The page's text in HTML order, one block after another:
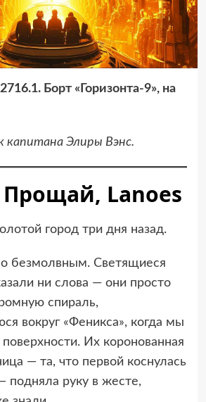
Борт «Горизонта-9», на
капитана Элиры Вэнс.
Прощай, Lanoes
город три дня назад.
безмолвным. Светящиеся
ни слова — они просто
спираль,
вокруг «Феникса», когда мы
Их коронованная
— та, что первой коснулась
подняла руку в жесте,